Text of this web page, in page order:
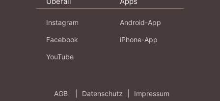
Instagram
Facebook
YouTube
Android-App
iPhone-App
AGB Datenschutz Impressum